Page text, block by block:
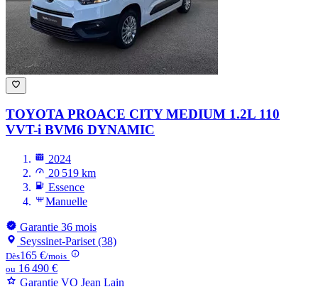
TOYOTA PROACE CITYMEDIUM 1.2L 110
VVT-i BVM6 DYNAMIC
2024
20 519 km
Essence
Manuelle
Garantie 36 mois
Seyssinet-Pariset (38)
Dès165 €/mois
ou 16 490 €
Garantie VO Jean Lain